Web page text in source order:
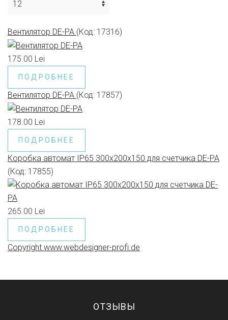
Вентилятор DE-PA (Код: 17316)
175.00 Lei
ПОДРОБНЕЕ
Вентилятор DE-PA (Код: 17857)
178.00 Lei
ПОДРОБНЕЕ
Коробка автомат IP65 300x200x150 для счетчика DE-PA
(Код: 17855)
265.00 Lei
ПОДРОБНЕЕ
Copyright www.webdesigner-profi.de
ОТЗЫВЫ